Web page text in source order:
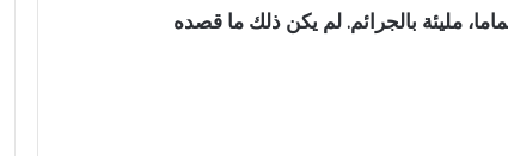
مليئة بالجرائم. لم يكن ذلك ما قصده